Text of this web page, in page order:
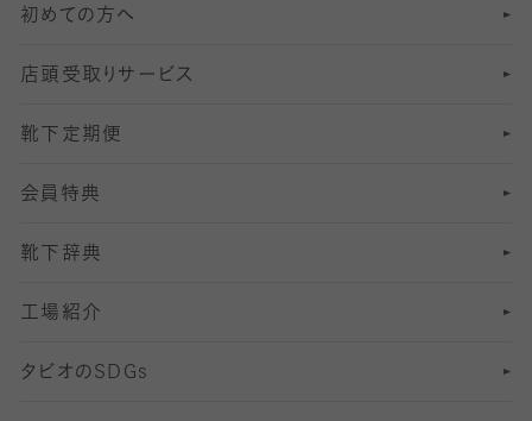
8分丈 レギンス
10分丈 レギンス
12分丈レギンス
13分丈レギンス
ロングホーズ
ヨガソックス・靴下
スポーツ用レッグウォーマー
SSサイズ（21～23cm）
Sサイズ（22～25cm）
Mサイズ（25～27cm）
Lサイズ（27～29cm）
冷えとり靴下
着圧・加圧タイツ
むくみ対策
足の疲れ対策
足の臭い対策
冷え対策
靴ずれ対策
初めての方へ
店頭受取りサービス
靴下定期便
会員特典
靴下辞典
工場紹介
タビオのSDGs